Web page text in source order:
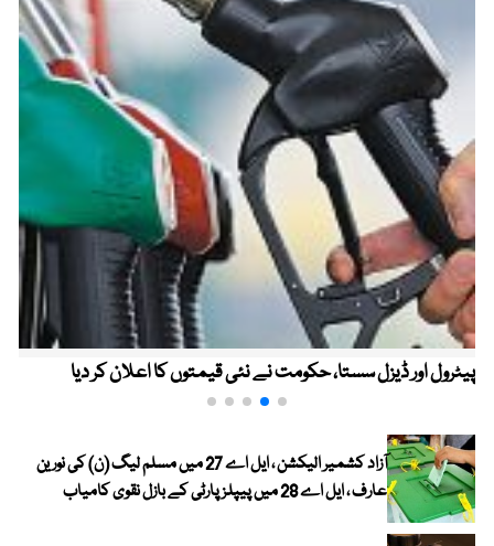
پیٹرول اور ڈیزل سستا، حکومت نے نئی قیمتوں کا اعلان کر دیا
آزاد کشمیر الیکشن ، ایل اے 27 میں مسلم لیگ (ن) کی نورین
عارف ، ایل اے 28 میں پیپلز پارٹی کے بازل نقوی کامیاب